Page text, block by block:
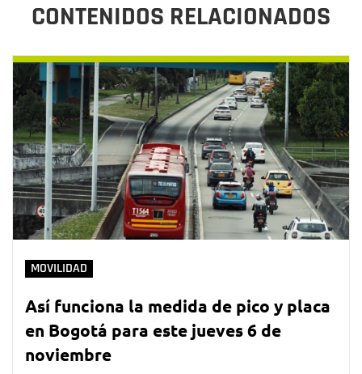
CONTENIDOS RELACIONADOS
MOVILIDAD
Así funciona la medida de pico y placa
en Bogotá para este jueves 6 de
noviembre